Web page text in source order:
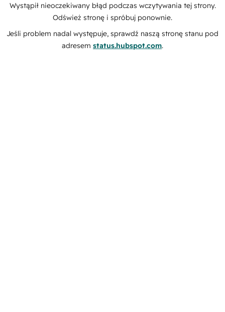
Wystąpił nieoczekiwany błąd podczas wczytywania tej strony.
Odśwież stronę i spróbuj ponownie.
Jeśli problem nadal występuje, sprawdź naszą stronę stanu pod
adresem status.hubspot.com.